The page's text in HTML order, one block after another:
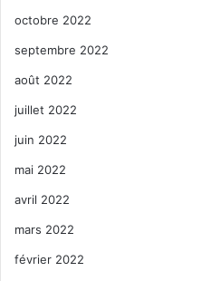
octobre 2022
septembre 2022
août 2022
juillet 2022
juin 2022
mai 2022
avril 2022
mars 2022
février 2022